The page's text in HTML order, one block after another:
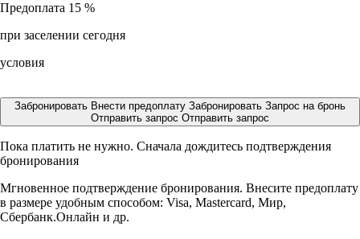
Предоплата 15 %
при заселении сегодня
условия
Забронировать Внести предоплату Забронировать Запрос на бронь
Отправить запрос Отправить запрос
Пока платить не нужно. Сначала дождитесь подтверждения
бронирования
Мгновенное подтверждение бронирования. Внесите предоплату
в размере удобным способом: Visa, Mastercard, Мир,
Сбербанк.Онлайн и др.